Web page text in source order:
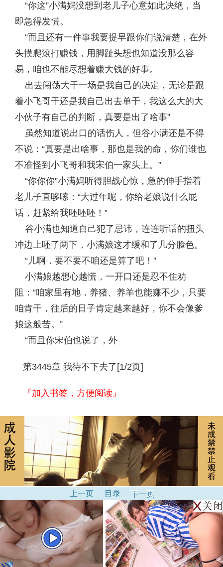
“你这”小满妈没想到老儿子心意如此决绝，当
即急得发慌。
“而且还有一件事我要提早跟你们说清楚，在外
头摸爬滚打赚钱，用脚趾头想也知道没那么容
易，咱也不能尽想着赚大钱的好事。
出去闯荡大干一场是我自己的决定，无论是跟
着小飞哥干还是我自己出去单干，我这么大的大
小伙子有自己的判断，真要是出了啥事”
虽然知道说出口的话伤人，但谷小满还是不得
不说：“真要是出啥事，那也是我的命，你们谁也
不准怪到小飞哥和我宋伯一家头上。”
“你你你”小满妈听得胆战心惊，急的伸手指着
老儿子直哆嗦：“大过年呢，你给老娘说什么屁
话，赶紧给我呸呸呸！”
谷小满也知道自己犯了忌讳，连连听话的扭头
冲边上呸了两下，小满娘这才缓和了几分脸色。
“儿啊，要不要不咱还是算了吧！”
小满娘越想心越慌，一开口还是忍不住劝
阻：“咱家里有地，养猪、养羊也能赚不少，只要
咱肯干，往后的日子肯定越来越好，你不会像爹
娘这般苦。”
“而且你宋伯也说了，外
第3445章 我待不下去了[1/2页]
『加入书签，方便阅读』
上一页 目录 下一页